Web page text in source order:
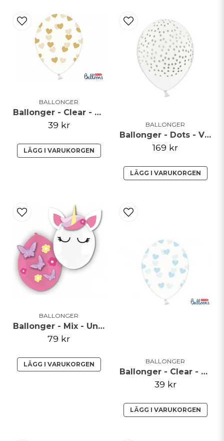
BALLONGER
Ballonger - Clear - Guldhjärtan
39 kr
LÄGG I VARUKORGEN
BALLONGER
Ballonger - Dots - Vit/Guld- 50pack**
169 kr
LÄGG I VARUKORGEN
BALLONGER
Ballonger - Mix - Unicorn
79 kr
LÄGG I VARUKORGEN BALLONGER
Ballonger - Clear - Blå hjärtan
39 kr
LÄGG I VARUKORGEN